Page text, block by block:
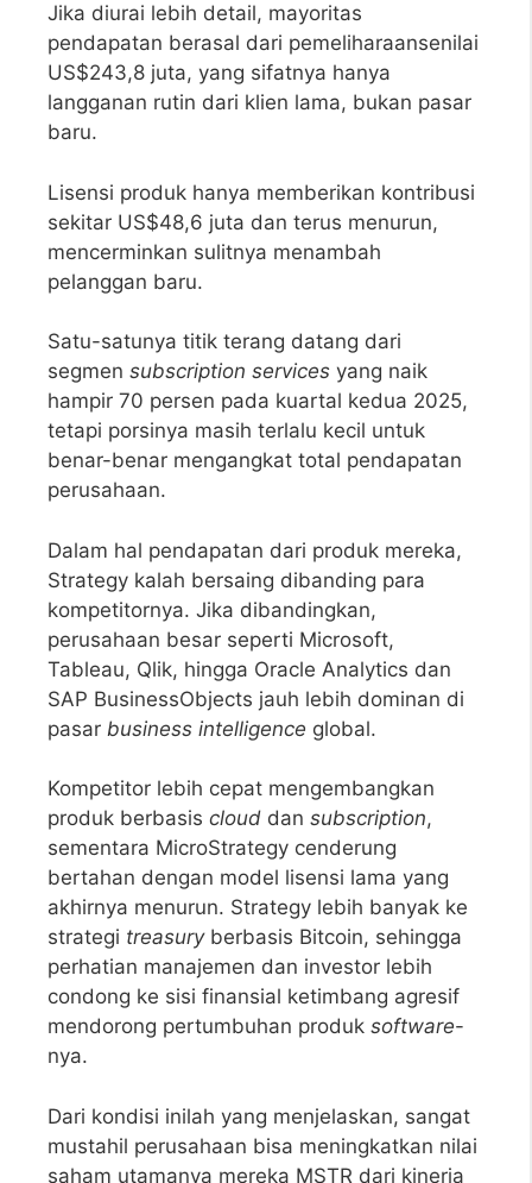
Jika diurai lebih detail, mayoritas
pendapatan berasal dari pemeliharaansenilai
US$243,8 juta, yang sifatnya hanya
langganan rutin dari klien lama, bukan pasar
baru.
Lisensi produk hanya memberikan kontribusi
sekitar US$48,6 juta dan terus menurun,
mencerminkan sulitnya menambah
pelanggan baru.
Satu-satunya titik terang datang dari
segmen subscription services yang naik
hampir 70 persen pada kuartal kedua 2025,
tetapi porsinya masih terlalu kecil untuk
benar-benar mengangkat total pendapatan
perusahaan.
Dalam hal pendapatan dari produk mereka,
Strategy kalah bersaing dibanding para
kompetitornya. Jika dibandingkan,
perusahaan besar seperti Microsoft,
Tableau, Qlik, hingga Oracle Analytics dan
SAP BusinessObjects jauh lebih dominan di
pasar business intelligence global.
Kompetitor lebih cepat mengembangkan
produk berbasis cloud dan subscription,
sementara MicroStrategy cenderung
bertahan dengan model lisensi lama yang
akhirnya menurun. Strategy lebih banyak ke
strategi treasuryberbasis Bitcoin, sehingga
perhatian manajemen dan investor lebih
condong ke sisi finansial ketimbang agresif
mendorong pertumbuhan produk software-
nya.
Dari kondisi inilah yang menjelaskan, sangat
mustahil perusahaan bisa meningkatkan nilai
saham utamanya mereka MSTR dari kinerja